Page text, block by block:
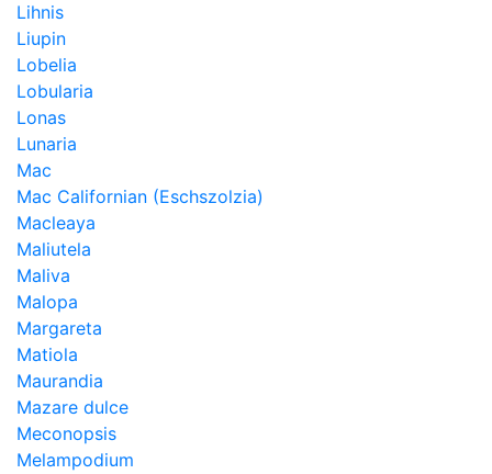
Lihnis
Liupin
Lobelia
Lobularia
Lonas
Lunaria
Mac
Mac Californian (Eschszolzia)
Macleaya
Maliutela
Maliva
Malopa
Margareta
Matiola
Maurandia
Mazare dulce
Meconopsis
Melampodium